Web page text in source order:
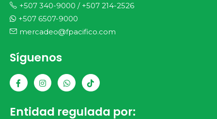
+507 340-9000 / +507 214-2526
+507 6507-9000
mercadeo@fpacifico.com
Síguenos
Entidad regulada por: